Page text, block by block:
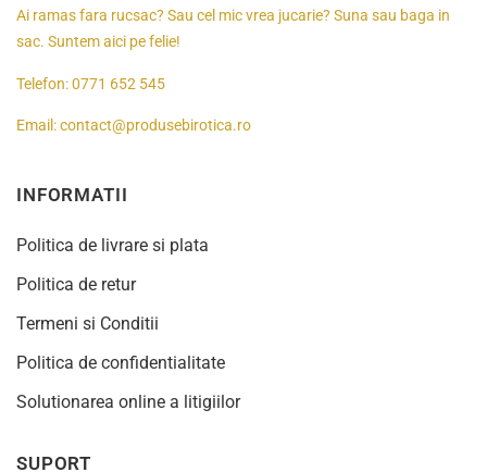
Ai ramas fara rucsac? Sau cel mic vrea jucarie? Suna sau baga in
sac. Suntem aici pe felie!
Telefon:0771 652 545
Email:contact@produsebirotica.ro
INFORMATII
Politica de livrare si plata
Politica de retur
Termeni si Conditii
Politica de confidentialitate
Solutionarea online a litigiilor
SUPORT